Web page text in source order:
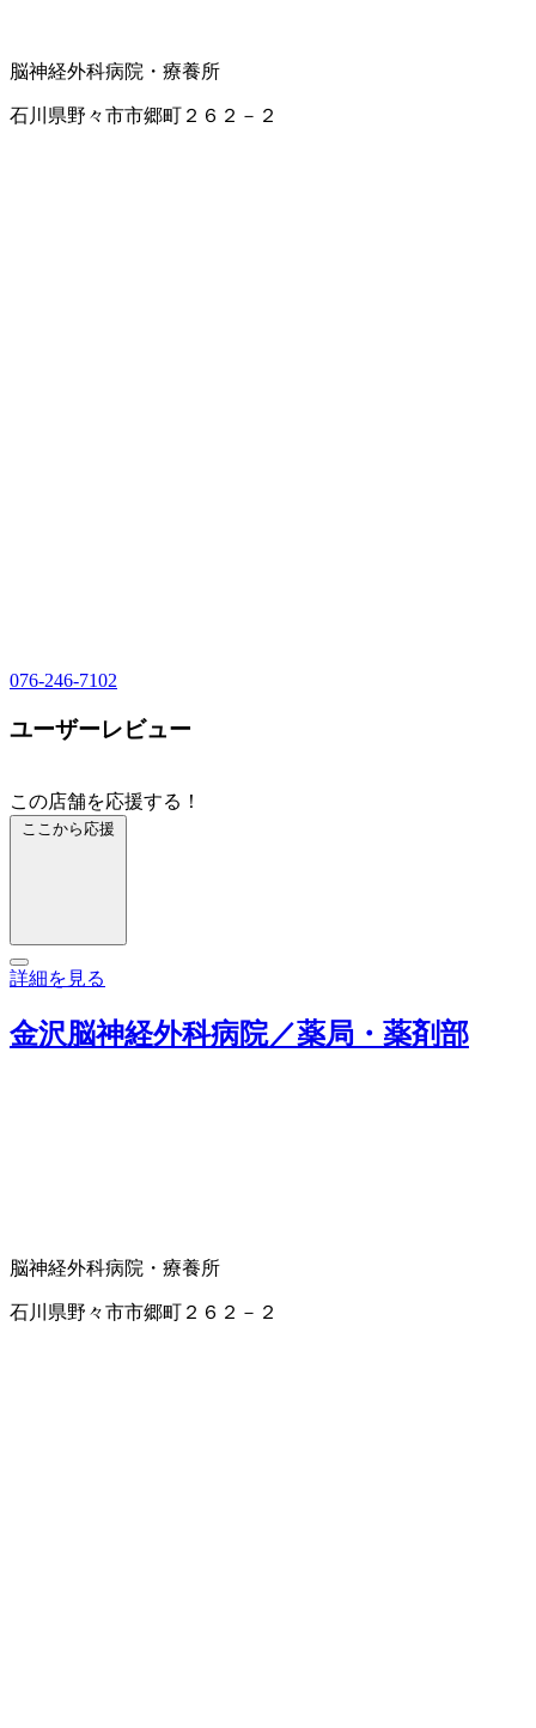
脳神経外科病院・療養所
石川県野々市市郷町２６２－２
076-246-7102
ユーザーレビュー
この店舗を応援する！
ここから応援
詳細を見る
金沢脳神経外科病院／薬局・薬剤部
脳神経外科病院・療養所
石川県野々市市郷町２６２－２